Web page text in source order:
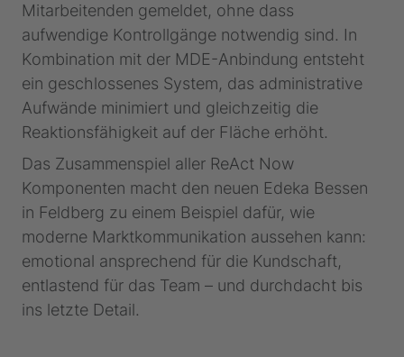
Mitarbeitenden gemeldet, ohne dass
aufwendige Kontrollgänge notwendig sind. In
Kombination mit der MDE-Anbindung entsteht
ein geschlossenes System, das administrative
Aufwände minimiert und gleichzeitig die
Reaktionsfähigkeit auf der Fläche erhöht.
Das Zusammenspiel aller ReAct Now
Komponenten macht den neuen Edeka Bessen
in Feldberg zu einem Beispiel dafür, wie
moderne Marktkommunikation aussehen kann:
emotional ansprechend für die Kundschaft,
entlastend für das Team – und durchdacht bis
ins letzte Detail.